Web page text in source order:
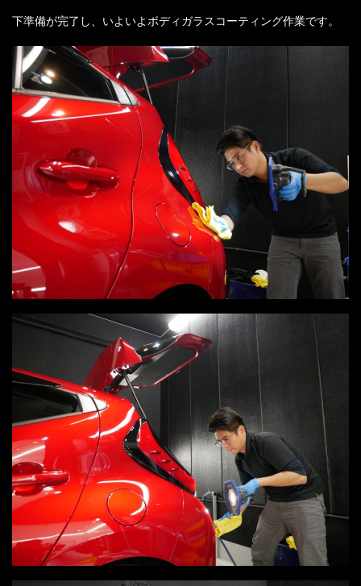
下準備が完了し、いよいよボディガラスコーティング作業です。